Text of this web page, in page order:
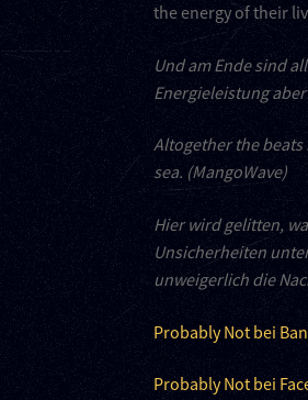
the energy of their
Und am Ende sind
Energieleistung
Altogether the
sea. (MangoWave)
Hier wird gelitten,
Unsicherheiten
unweigerlich die
Probably Not bei
Probably Not bei